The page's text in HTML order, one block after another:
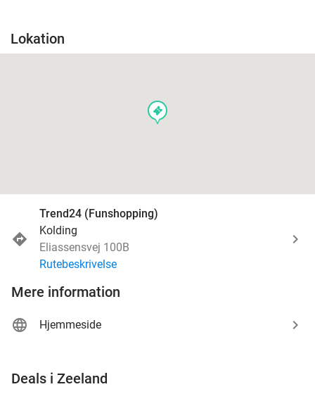
Lokation
events
Trend24 (Funshopping)
Kolding
Eliassensvej 100B
Rutebeskrivelse
Mere information
Hjemmeside
Deals i Zeeland